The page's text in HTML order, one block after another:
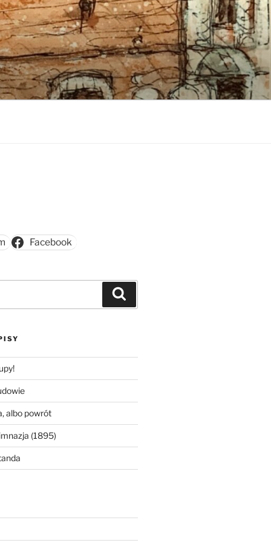
Facebook
albo powrót
(1895)